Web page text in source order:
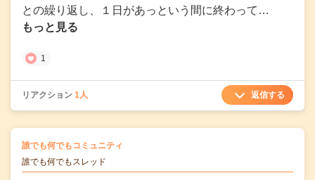
との繰り返し、１日があっという間に終わって…
もっと見る
1
リアクション 1人 返信する
誰でも何でもコミュニティ
誰でも何でもスレッド